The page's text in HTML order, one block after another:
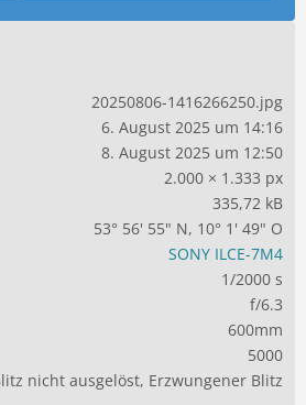
20250806-1416266250.jpg
6. August 2025 um 14:16
8. August 2025 um 12:50
2.000 × 1.333 px
335,72 kB
53° 56' 55" N, 10° 1' 49" O
SONY ILCE-7M4
1/2000 s
f/6.3
600mm
5000
nicht ausgelöst, Erzwungener Blitz